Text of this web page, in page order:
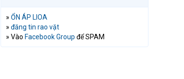
» ỔN ÁP LIOA
» đăng tin rao vặt
» Vào Facebook Group để SPAM